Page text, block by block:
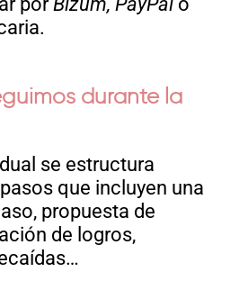
durante la
se estructura
que incluyen una
propuesta de
de logros,